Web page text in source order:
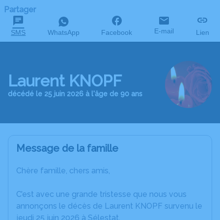
Partager
SMS WhatsApp Facebook E-mail Lien
Laurent KNOPF
décédé le 25 juin 2026 à l'âge de 90 ans
Message de la famille
Chère famille, chers amis,
C’est avec une grande tristesse que nous vous
annonçons le décès de Laurent KNOPF survenu le
jeudi 25 juin 2026 à Sélestat.